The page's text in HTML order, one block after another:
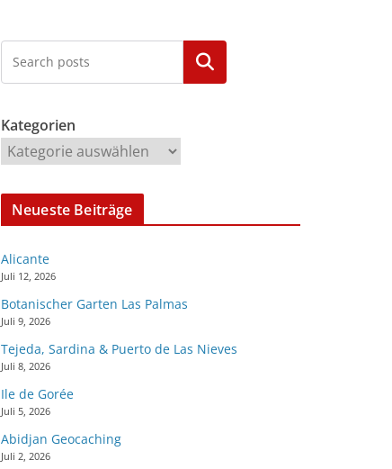
Kategorien
Kategorien
Neueste Beiträge
Alicante
Juli 12, 2026
Botanischer Garten Las Palmas
Juli 9, 2026
Tejeda, Sardina & Puerto de Las Nieves
Juli 8, 2026
Ile de Gorée
Juli 5, 2026
Abidjan Geocaching
Juli 2, 2026